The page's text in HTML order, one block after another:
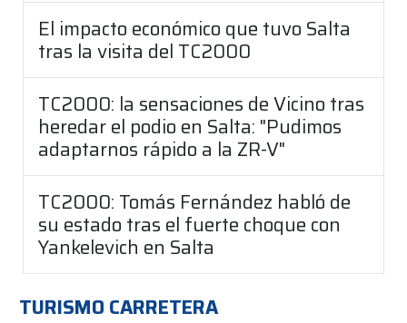
El impacto económico que tuvo Salta
tras la visita del TC2000
TC2000: la sensaciones de Vicino tras
heredar el podio en Salta: "Pudimos
adaptarnos rápido a la ZR-V"
TC2000: Tomás Fernández habló de
su estado tras el fuerte choque con
Yankelevich en Salta
TURISMO CARRETERA